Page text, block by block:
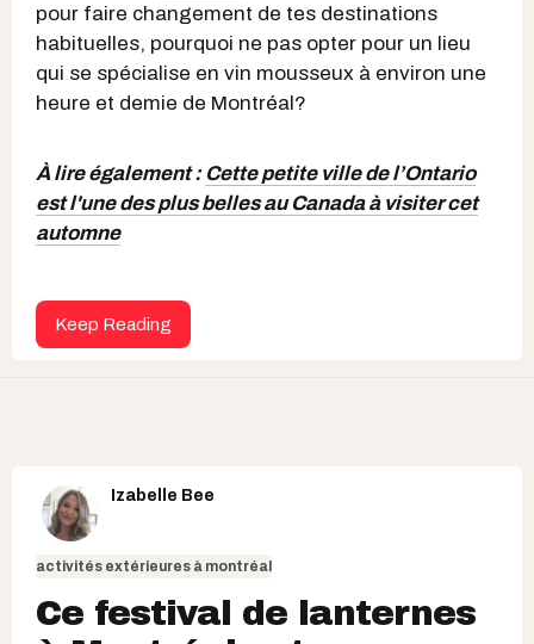
pour faire changement de tes destinations
habituelles, pourquoi ne pas opter pour un lieu
qui se spécialise en vin mousseux à environ une
heure et demie de Montréal?
À lire également : Cette petite ville de l’Ontario
est l'une des plus belles au Canada à visiter cet
automne
Keep Reading
Izabelle Bee
activités extérieures à montréal
Ce festival de lanternes